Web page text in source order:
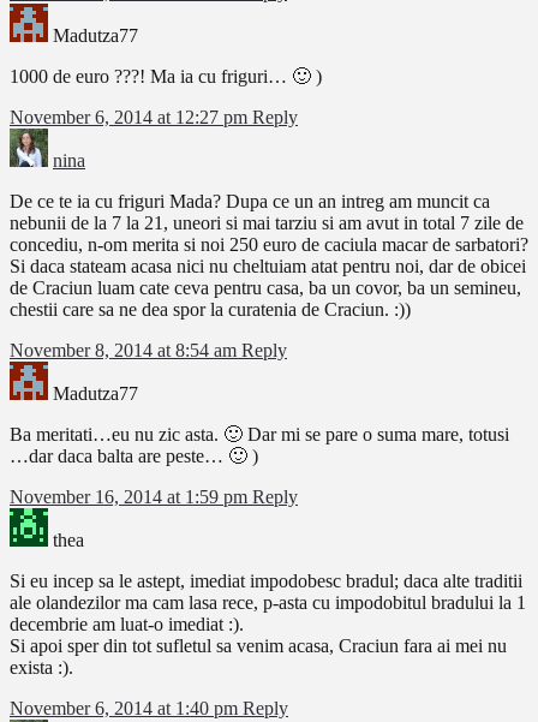
Madutza77
1000 de euro ???! Ma ia cu friguri… 🙂 )
November 6, 2014 at 12:27 pm Reply
nina
De ce te ia cu friguri Mada? Dupa ce un an intreg am muncit ca
nebunii de la 7 la 21, uneori si mai tarziu si am avut in total 7 zile de
concediu, n-om merita si noi 250 euro de caciula macar de sarbatori?
Si daca stateam acasa nici nu cheltuiam atat pentru noi, dar de obicei
de Craciun luam cate ceva pentru casa, ba un covor, ba un semineu,
chestii care sa ne dea spor la curatenia de Craciun. :))
November 8, 2014 at 8:54 am Reply
Madutza77
Ba meritati…eu nu zic asta. 🙂 Dar mi se pare o suma mare, totusi
…dar daca balta are peste… 🙂 )
November 16, 2014 at 1:59 pm Reply
thea
Si eu incep sa le astept, imediat impodobesc bradul; daca alte traditii
ale olandezilor ma cam lasa rece, p-asta cu impodobitul bradului la 1
decembrie am luat-o imediat :).
Si apoi sper din tot sufletul sa venim acasa, Craciun fara ai mei nu
exista :).
November 6, 2014 at 1:40 pm Reply